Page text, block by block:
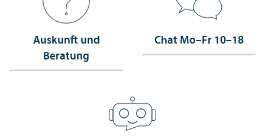
Auskunft und
Beratung
Chat Mo–Fr 10–18